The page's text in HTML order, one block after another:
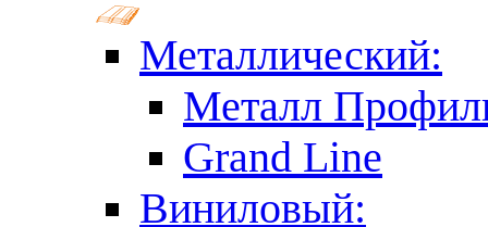
Металлический:
Металл
Grand Line
Виниловый: